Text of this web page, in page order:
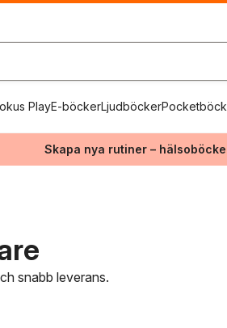
PlayE-böckerLjudböcker
Skapa nya rutiner –
snabb leverans.